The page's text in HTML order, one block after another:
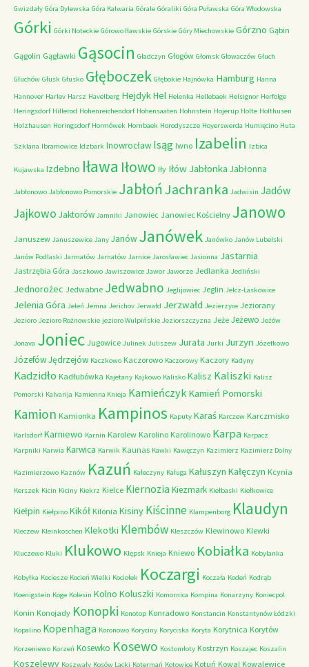
Gwizdały Góra Dylewska Góra Kalwaria Górale Góraliki Góra Puławska Góra Włodowska
Górki Górki Noteckie Górowo Iławskie Górskie Góry Miechowskie Górzno Gąbin
Gągolin Gągławki Gąsocin Gładczyn Głogów Głomsk Głowaczów Głuch
Głuchów Głusk Głusko Głęboczek Głębokie Hajnówka Hamburg Hanna
Hannover Harlev Harsz Havelberg HejdykHel Helenka Hellebaek Helsignor Herfolge
Heringsdorf Hillerod Hohenreichendorf Hohensaaten Hohnstein Hojerup Holte Holthusen
Holzhausen Horingsdorf Hormówek Hornbaek Horodyszcze Hoyerswerda Humięcino Huta
Szklana Ibramowice Idzbark Inowrocław Isąg Iwno Izabelin Izbica
Kujawska Izdebno Iława Iłowo Iły Iłów Jabłonka Jabłonna
Jabłonowo Jabłonowo Pomorskie JabłońJachranka Jadwisin Jadów
Jajkowo Jaktorów Jamniki Janowiec Janowiec Kościelny Janowo
Januszew Januszewice Jany Janów Janówek Janówko Janów Lubelski
Janów Podlaski Jarmatów Jarnatów Jarnice Jarosławiec Jasionna Jastarnia
Jastrzębia Góra Jaszkowo Jawiszowice Jawor Jaworze Jedlanka Jedliński
Jednorożec Jedwabne Jedwabno Jeglijowiec Jeglin Jelcz-Laskowice
Jelenia Góra Jeleń Jemna Jerichov Jerwałd Jerzwałd Jezierzyce Jeziorany
Jezioro Jezioro Rożnowskie jezioro Wulpińskie Jeziorszczyzna Jeże Jeżewo Jeżów
Jonava Joniec Jugowice Julinek Juliszew Jurata Jurki Jurzyn Józefkowo
JózefówJędrzejów Kaczkowo Kaczorowo Kaczorowy Kaczory Kadyny
Kadzidło Kadłubówka Kajetany Kajkowo Kalisko Kalisz Kaliszki Kalisz
Pomorski Kalvarija Kamienna Knieja Kamieńczyk Kamień Pomorski
Kamion Kamionka Kampinos Kaputy Karaś Karczew Karczmisko
Karlsdorf Karniewo Karnin Karolew Karolino Karolinowo Karpa Karpacz
Karpniki Karwia Karwica Karwik Kaunas Kawki Kawęczyn Kazimierz Kazimierz Dolny
Kazimierzowo Kaznów Kazuń Kałeczyny Kaługa Kałuszyn Kałęczyn Kcynia
Kerszek Kicin Kiciny Kiekrz Kielce Kiernozia Kiezmark Kiełbaski Kiełkowice
Kiełpin Kiełpino Kikół Kilonia Kisiny Kiścinne Klampenborg Klaudyn
Kleczew Kleinkoschen Klekotki Klembów Kleszczów Klewinowo Klewki
Kluczewo Kluki Klukowo Klępsk Knieja Kniewo Kobiałka Kobylanka
Kobyłka Kociesze Kocień Wielki Kociołek Koczargi Koczała Kodeń Kodrąb
Koenigstein Koge Kolesin Kolno Koluszki Komornica Kompina Konarzyny Koniecpol
Konin Konojady Konopki Konotop Konradowo Konstancin Konstantynów Łódzki
Kopalino Kopenhaga Koronowo Koryciny Koryciska Koryta Korytnica Korytów
Korzeniewo Korzeń Kosewko Kosewo Kostomłoty Kostrzyn Koszajec Koszalin
Koszelewy Koszwały Kosów Lacki Kotermań Kotowice Kotuń Kowal Kowalewice